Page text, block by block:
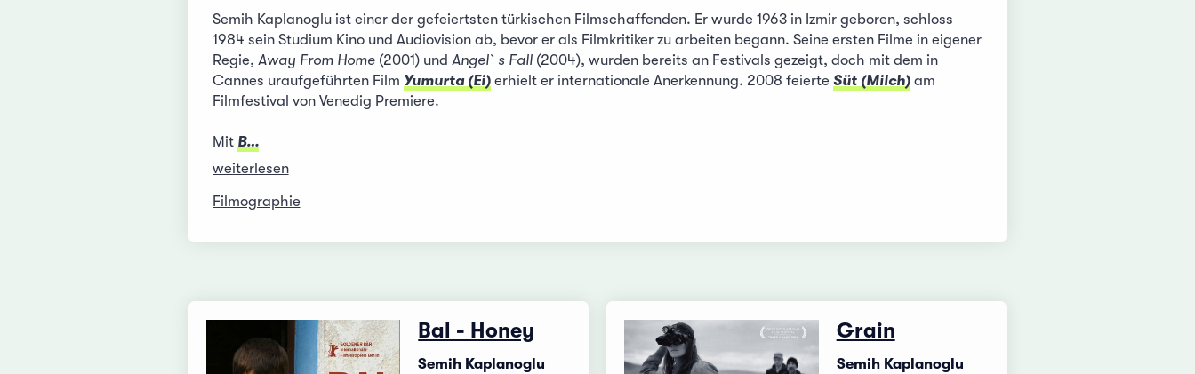
Semih Kaplanoglu ist einer der gefeiertsten türkischen Filmschaffenden. Er wurde 1963 in Izmir geboren, schloss
1984 sein Studium Kino und Audiovision ab, bevor er als Filmkritiker zu arbeiten begann. Seine ersten Filme in eigener
Regie, Away From Home(2001) und Angel`s Fall(2004), wurden bereits an Festivals gezeigt, doch mit dem in
Cannes uraufgeführten Film Yumurta (Ei)erhielt er internationale Anerkennung. 2008 feierte Süt (Milch)am
Filmfestival von Venedig Premiere.
Mit B…
weiterlesen
Filmographie
Bal - Honey
Semih Kaplanoglu
Grain
Semih Kaplanoglu